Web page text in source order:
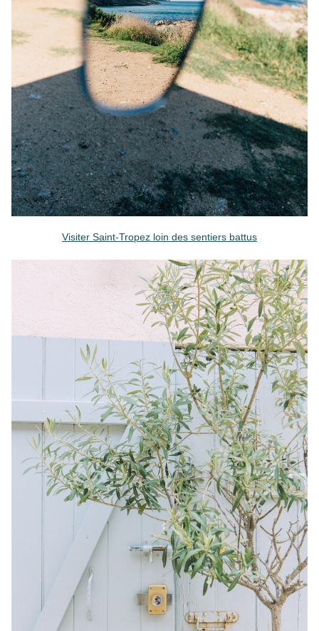
Visiter Saint-Tropez loin des sentiers battus